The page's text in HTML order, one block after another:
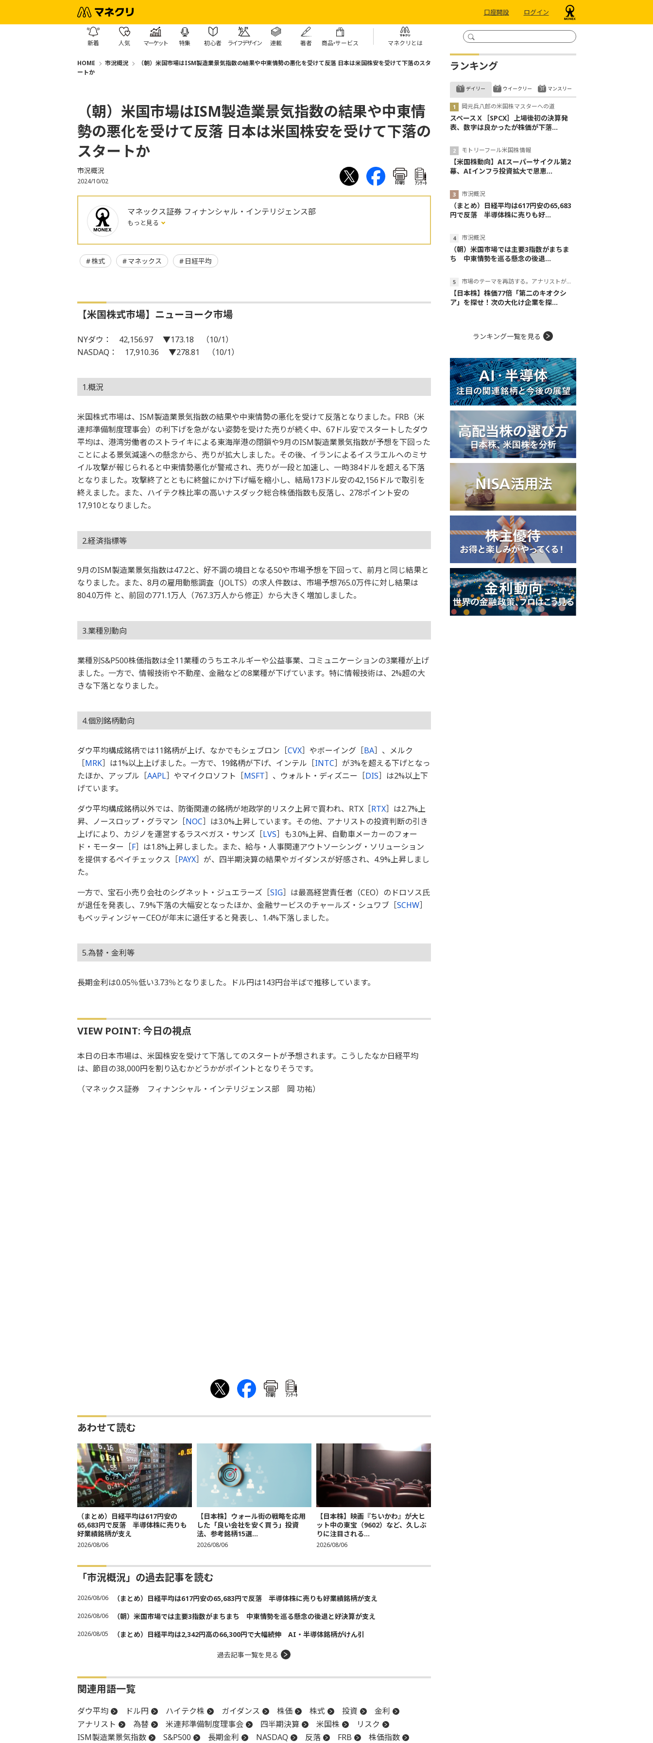
口座開設 ログイン
新着 人気 マーケット 特集 初心者 ライフデザイン 連載 著者 商品・サービス マネクリとは
HOME 市況概況
（朝）米国市場はISM製造業景気指数の結果や中東情勢の悪化を受けて反落 日本は米国株安を受けて下落のスタ
ートか
（朝）米国市場はISM製造業景気指数の結果や中東情
勢の悪化を受けて反落 日本は米国株安を受けて下落の
スタートか
市況概況
2024/10/02 印刷 ｱﾝｹｰﾄ
マネックス証券 フィナンシャル・インテリジェンス部
もっと見る
株式 マネックス 日経平均
【米国株式市場】ニューヨーク市場
NYダウ： 42,156.97 ▼173.18 （10/1）
NASDAQ： 17,910.36 ▼278.81 （10/1）
1.概況
米国株式市場は、ISM製造業景気指数の結果や中東情勢の悪化を受けて反落となりました。FRB（米
連邦準備制度理事会）の利下げを急がない姿勢を受けた売りが続く中、67ドル安でスタートしたダウ
平均は、港湾労働者のストライキによる東海岸港の閉鎖や9月のISM製造業景気指数が予想を下回った
ことによる景気減速への懸念から、売りが拡大しました。その後、イランによるイスラエルへのミサ
イル攻撃が報じられると中東情勢悪化が警戒され、売りが一段と加速し、一時384ドルを超える下落
となりました。攻撃終了とともに終盤にかけ下げ幅を縮小し、結局173ドル安の42,156ドルで取引を
終えました。また、ハイテク株比率の高いナスダック総合株価指数も反落し、278ポイント安の
17,910となりました。
2.経済指標等
9月のISM製造業景気指数は47.2と、好不調の境目となる50や市場予想を下回って、前月と同じ結果と
なりました。また、8月の雇用動態調査（JOLTS）の求人件数は、市場予想765.0万件に対し結果は
804.0万件 と、前回の771.1万人（767.3万人から修正）から大きく増加しました。
3.業種別動向
業種別S&P500株価指数は全11業種のうちエネルギーや公益事業、コミュニケーションの3業種が上げ
ました。一方で、情報技術や不動産、金融などの8業種が下げています。特に情報技術は、2%超の大
きな下落となりました。
4.個別銘柄動向
ダウ平均構成銘柄では11銘柄が上げ、なかでもシェブロン［CVX］やボーイング［BA］、メルク
［MRK］は1%以上上げました。一方で、19銘柄が下げ、インテル［INTC］が3%を超える下げとなっ
たほか、アップル［AAPL］やマイクロソフト［MSFT］、ウォルト・ディズニー［DIS］は2%以上下
げています。
ダウ平均構成銘柄以外では、防衛関連の銘柄が地政学的リスク上昇で買われ、RTX［RTX］は2.7%上
昇、ノースロップ・グラマン［NOC］は3.0%上昇しています。その他、アナリストの投資判断の引き
上げにより、カジノを運営するラスベガス・サンズ［LVS］も3.0%上昇、自動車メーカーのフォー
ド・モーター［F］は1.8%上昇しました。また、給与・人事関連アウトソーシング・ソリューション
を提供するペイチェックス［PAYX］が、四半期決算の結果やガイダンスが好感され、4.9%上昇しまし
た。
一方で、宝石小売り会社のシグネット・ジュエラーズ［SIG］は最高経営責任者（CEO）のドロソス氏
が退任を発表し、7.9%下落の大幅安となったほか、金融サービスのチャールズ・シュワブ［SCHW］
もベッティンジャーCEOが年末に退任すると発表し、1.4%下落しました。
5.為替・金利等
長期金利は0.05％低い3.73％となりました。ドル円は143円台半ばで推移しています。
VIEW POINT: 今日の視点
本日の日本市場は、米国株安を受けて下落してのスタートが予想されます。こうしたなか日経平均
は、節目の38,000円を割り込むかどうかがポイントとなりそうです。
（マネックス証券 フィナンシャル・インテリジェンス部 岡 功祐）
印刷 ｱﾝｹｰﾄ
あわせて読む
（まとめ）日経平均は617円安の
65,683円で反落 半導体株に売りも
好業績銘柄が支え
2026/08/06
【日本株】ウォール街の戦略を応用
した「良い会社を安く買う」投資
法、参考銘柄15選...
2026/08/06
【日本株】映画『ちいかわ』が大ヒ
ット中の東宝（9602）など、久しぶ
りに注目される...
2026/08/06
「市況概況」の過去記事を読む
2026/08/06 （まとめ）日経平均は617円安の65,683円で反落 半導体株に売りも好業績銘柄が支え
2026/08/06 （朝）米国市場では主要3指数がまちまち 中東情勢を巡る懸念の後退と好決算が支え
2026/08/05 （まとめ）日経平均は2,342円高の66,300円で大幅続伸 AI・半導体銘柄がけん引
過去記事一覧を見る
関連用語一覧
ダウ平均 ドル円 ハイテク株 ガイダンス 株価 株式 投資
金利
アナリスト
為替 米連邦準備制度理事会 四半期決算 米国株
リスク
ISM製造業景気指数
S&P500 長期金利 NASDAQ 反落 FRB 株価指数
ランキング
デイリー
岡元兵八郎の米国株マスターへの道
スペースＸ［SPCX］上場後初の決算発
表、数字は良かったが株価が下落...
モトリーフール米国株情報
【米国株動向】AIスーパーサイクル第2
幕、AIインフラ投資拡大で恩恵...
市況概況
（まとめ）日経平均は617円安の65,683
円で反落 半導体株に売りも好...
市況概況
（朝）米国市場では主要3指数がまちま
ち 中東情勢を巡る懸念の後退...
市場のテーマを再訪する。アナリストが読み解くテーマの本質
【日本株】株価77倍「第二のキオクシ
ア」を探せ！次の大化け企業を探...
ウイークリー マンスリー
ランキング一覧を見る